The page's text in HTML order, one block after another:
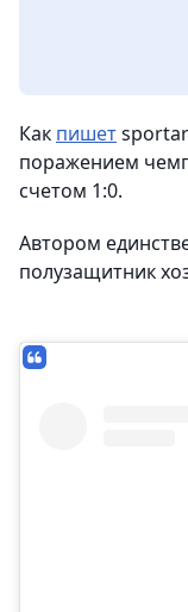
Как пишет
поражением
счетом 1:0.
Автором
полузащитник